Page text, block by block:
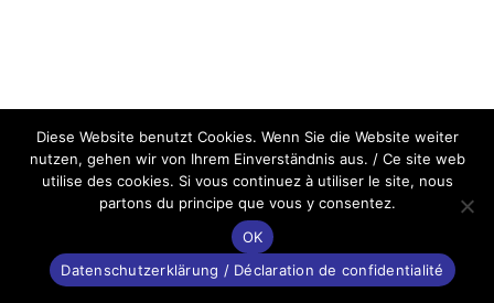
Neve&WordPress
Diese Website benutzt Cookies. Wenn Sie die Website weiter
nutzen, gehen wir von Ihrem Einverständnis aus. / Ce site web
utilise des cookies. Si vous continuez à utiliser le site, nous
partons du principe que vous y consentez.
OK
Datenschutzerklärung / Déclaration de confidentialité